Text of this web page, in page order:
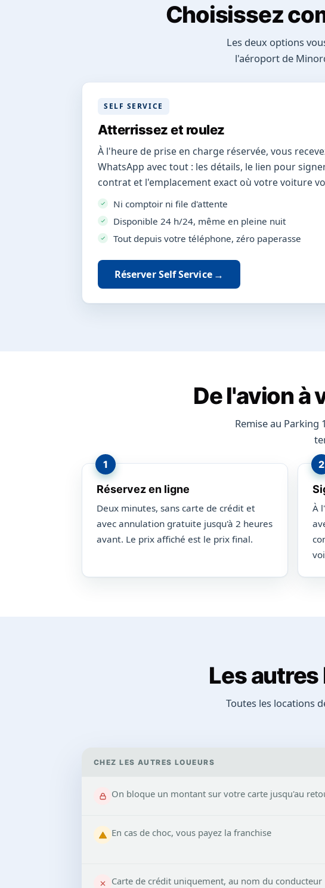
Choisissez
Les deux options
l'aéroport de
SELF SERVICE
Atterrissez et roulez
À l'heure de prise en charge réservée, vous
WhatsApp avec tout : les détails, le lien pour
contrat et l'emplacement exact où votre voiture
Ni comptoir ni file d'attente
Disponible 24 h/24, même en pleine nuit
Tout depuis votre téléphone, zéro paperasse
Réserver Self Service
De l'avion à
Remise au
Réservez en ligne
Deux minutes, sans carte de crédit et
avec annulation gratuite jusqu'à 2 heures
avant. Le prix affiché est le prix final.
À
Les
Toutes les locations
CHEZ LES AUTRES LOUEURS
On bloque un montant sur votre carte jusqu'au
En cas de choc, vous payez la franchise
Carte de crédit uniquement, au nom du conducteur